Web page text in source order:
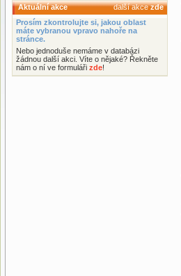
Aktuální akce další akcezde
Prosím zkontrolujte si, jakou oblast
máte vybranou vpravo nahoře na
stránce.
Nebo jednoduše nemáme v databázi
žádnou další akci. Víte o nějaké? Řekněte
nám o ní ve formuláři zde!